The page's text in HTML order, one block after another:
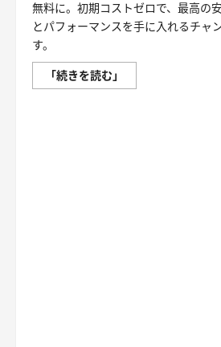
無料に。初期コストゼロで、最高の
とパフォーマンスを手に入れるチャ
す。
「続きを読む」
初